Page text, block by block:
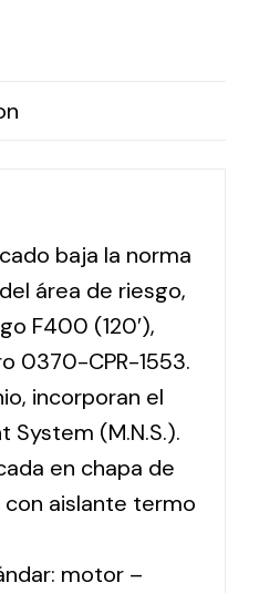
baja la norma
área de riesgo,
F400 (120′),
0370-CPR-1553.
incorporan el
System (M.N.S.).
en chapa de
aislante termo
motor –